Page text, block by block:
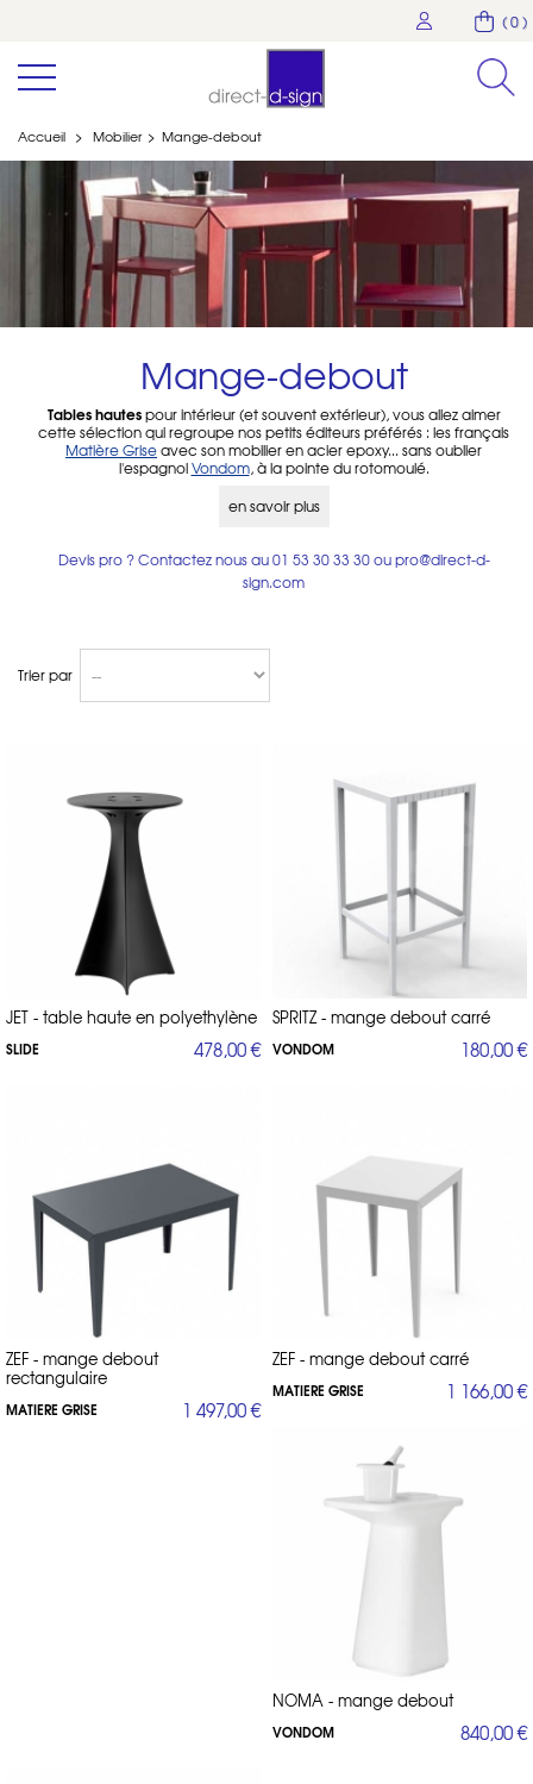
( 0 )
Accueil > Mobilier > Mange-debout
Mange-debout
Tables hautespour intérieur (et souvent extérieur), vous allez aimer
cette sélection qui regroupe nos petits éditeurs préférés : les français
Matière Griseavec son mobilier en acier epoxy... sans oublier
l'espagnolVondom, à la pointe du rotomoulé.
contacter au 01 53 30 33 30 pour obtenir des échantillons ou un devis
personnalisé.
en savoir plus
Devis pro ? Contactez nous au01 53 30 33 30oupro@direct-d-
sign.com
Trier par
JET - table haute en polyethylène
SLIDE 478,00 €
SPRITZ - mange debout carré
VONDOM 180,00 €
ZEF - mange debout
rectangulaire
MATIERE GRISE 1 497,00 €
ZEF - mange debout carré
MATIERE GRISE 1 166,00 €
NOMA - mange debout
VONDOM 840,00 €